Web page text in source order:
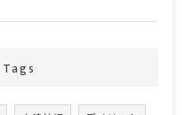
Tags